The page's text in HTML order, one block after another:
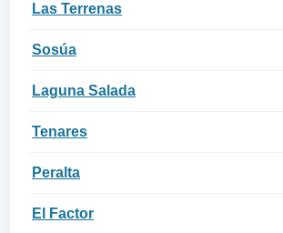
Las Terrenas
Sosúa
Laguna Salada
Tenares
Peralta
El Factor